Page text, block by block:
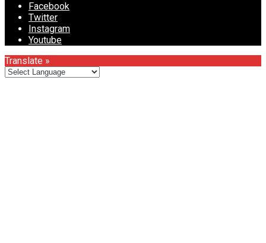
Facebook
Twitter
Instagram
Youtube
Translate »